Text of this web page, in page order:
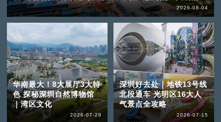
2026-08-04
华南最大！8大展厅3大特
色 探秘深圳自然博物馆
｜湾区文化
2026-07-29
深圳好去处｜地铁13号线
北段通车 光明区16大人
气景点全攻略
2026-07-15